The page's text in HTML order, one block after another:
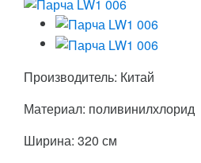
Производитель: Китай
Материал: поливинилхлорид
Ширина: 320 см